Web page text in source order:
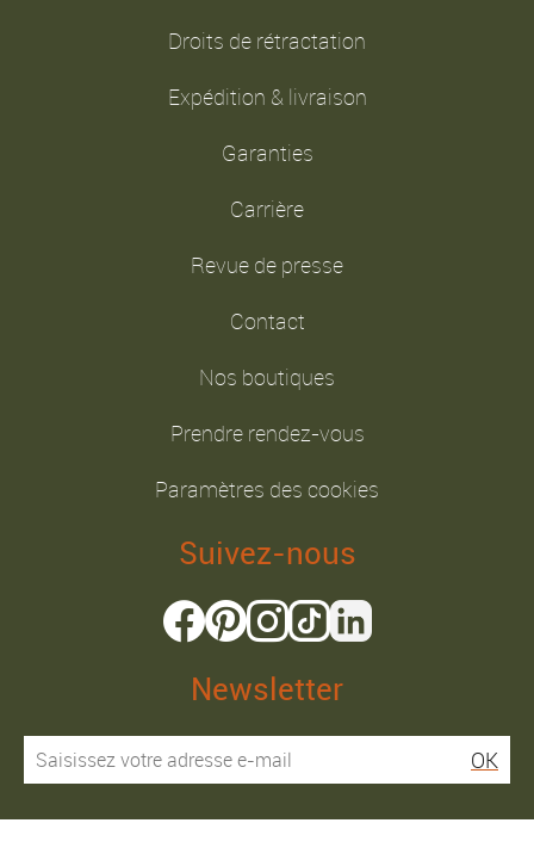
Droits de rétractation
Expédition & livraison
Garanties
Carrière
Revue de presse
Contact
Nos boutiques
Prendre rendez-vous
Paramètres des cookies
Suivez-nous
Newsletter
OK